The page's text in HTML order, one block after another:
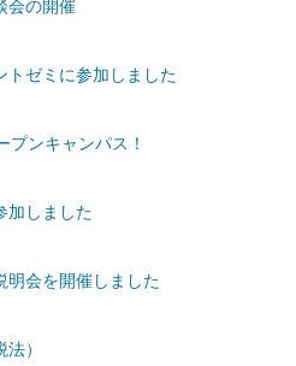
会の開催
ゼミに参加しました
プンキャンパス！
加しました
明会を開催しました
）